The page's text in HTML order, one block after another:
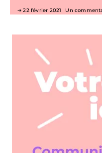
22 février 2021 Un